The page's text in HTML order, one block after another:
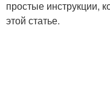
простые инструкции,
этой статье.